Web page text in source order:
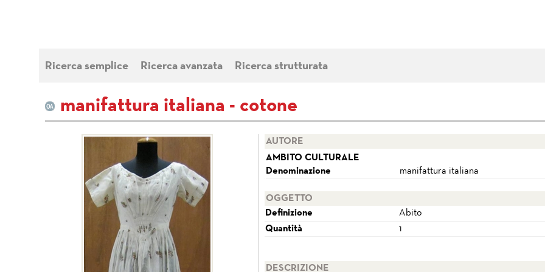
Ricerca semplice Ricerca avanzata Ricerca strutturata
manifattura italiana - cotone
AUTORE
AMBITO CULTURALE
Denominazione
manifattura italiana
OGGETTO
Definizione
Abito
Quantità
1
DESCRIZIONE